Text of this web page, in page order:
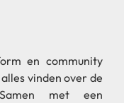
en community
vinden over de
met een